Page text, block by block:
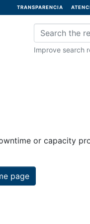
TRANSPARENCIA
Improve search
or capacity
page